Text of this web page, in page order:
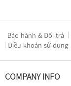
Bảo hành & Đổi trả
Điều khoản sử dụng
COMPANY INFO